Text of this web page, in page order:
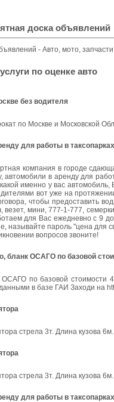
доска объявлений
- Авто, мото, запчасти
по оценке авто
без водителя
по Москве и Московской
для работы в
компания в городе
автомобили в аренду для
именно у вас
вот уже на
чтобы предоставить
везет, мини, 777-1-777,
для Вас ежедневно с 9
называйте пароль "цена для
вопросов звоните!
бланк ОСАГО по базовой
ОСАГО по базовой стоимости
в базе ГАИ Заходи на
стрела 3т. Длина кузова
стрела 3т. Длина кузова
для работы в